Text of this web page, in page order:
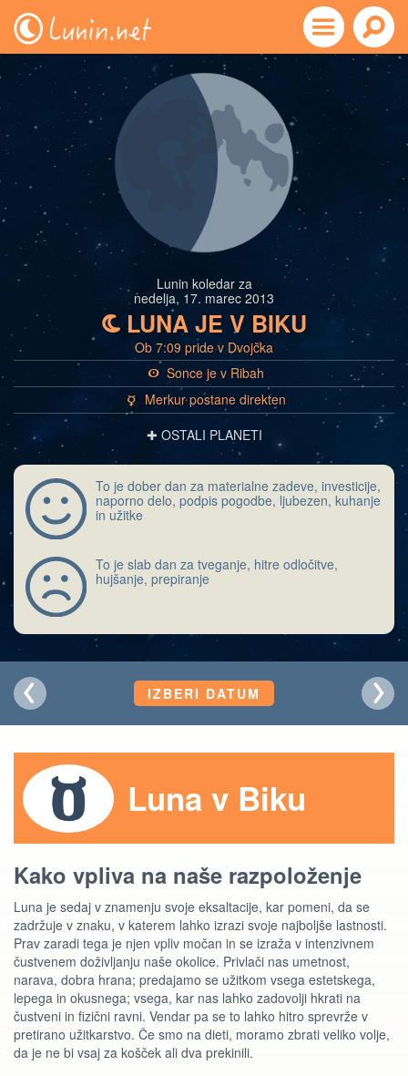
Lunin koledar za
nedelja, 17. marec 2013
bLUNA JE V BIKU
Ob 7:09 pride v Dvojčka
a Sonce je v Ribah
c
Merkur postane direkten
✚ OSTALI PLANETI
To je dober dan za materialne zadeve, investicije,
naporno delo, podpis pogodbe, ljubezen, kuhanje
in užitke
To je slab dan za tveganje, hitre odločitve,
hujšanje, prepiranje
IZBERI DATUM
Luna v Biku
Kako vpliva na naše razpoloženje
Luna je sedaj v znamenju svoje eksaltacije, kar pomeni, da se
zadržuje v znaku, v katerem lahko izrazi svoje najboljše lastnosti.
Prav zaradi tega je njen vpliv močan in se izraža v intenzivnem
čustvenem doživljanju naše okolice. Privlači nas umetnost,
narava, dobra hrana; predajamo se užitkom vsega estetskega,
lepega in okusnega; vsega, kar nas lahko zadovolji hkrati na
čustveni in fizični ravni. Vendar pa se to lahko hitro sprevrže v
pretirano užitkarstvo. Če smo na dieti, moramo zbrati veliko volje,
da je ne bi vsaj za košček ali dva prekinili.